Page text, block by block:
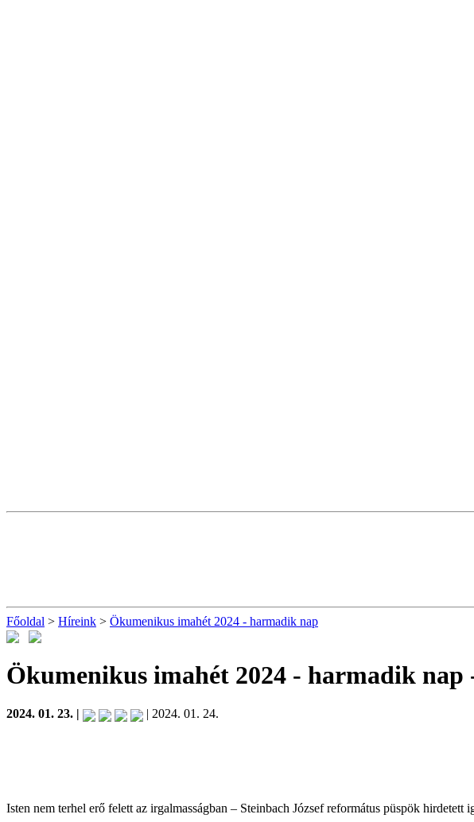
Főoldal > Híreink > Ökumenikus imahét 2024 - harmadik nap
Ökumenikus imahét 2024 - harmadik nap
2024. 01. 23. | | 2024. 01. 24.
Isten nem terhel erő felett az irgalmasságban – Steinbach József református püspök